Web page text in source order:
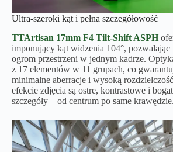
Ultra-szeroki kąt i pełna szczegółowość
TTArtisan 17mm F4 Tilt-Shift ASPH
imponujący kąt widzenia 104°,
ogrom przestrzeni w jednym kadrze.
z 17 elementów w 11 grupach, co
minimalne aberracje i wysoką
efekcie zdjęcia są ostre, kontrastowe i
szczegóły – od centrum po same krawędzie.